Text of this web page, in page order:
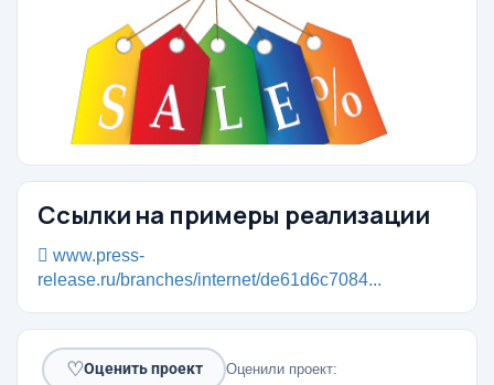
Ссылки на примеры реализации
www.press-
release.ru/branches/internet/de61d6c7084...
♡Оценить проект Оценили проект: